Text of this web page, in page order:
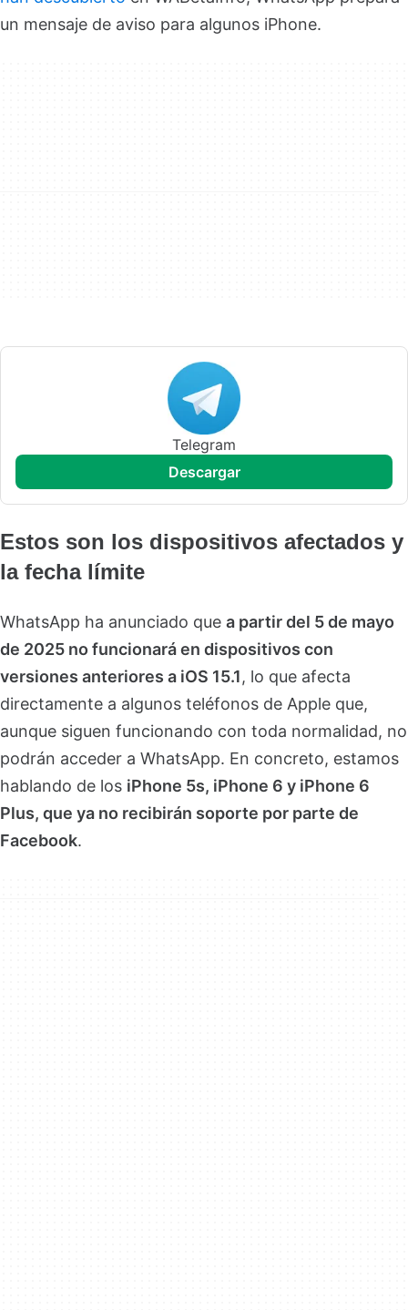
un mensaje de aviso para algunos iPhone.
Telegram
descargar
Estos son los dispositivos afectados y
la fecha límite
WhatsApp ha anunciado que a partir del 5 de mayo
de 2025 no funcionará en dispositivos con
versiones anteriores a iOS 15.1, lo que afecta
directamente a algunos teléfonos de Apple que,
aunque siguen funcionando con toda normalidad, no
podrán acceder a WhatsApp. En concreto, estamos
hablando de los iPhone 5s, iPhone 6 y iPhone 6
Plus, que ya no recibirán soporte por parte de
Facebook.